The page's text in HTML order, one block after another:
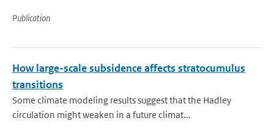
Publication
How large-scale subsidence affects stratocumulus
transitions
Some climate modeling results suggest that the Hadley
circulation might weaken in a future climat...